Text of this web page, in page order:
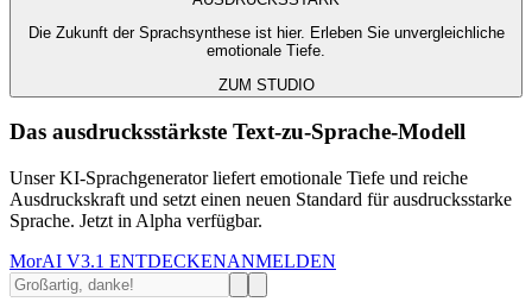
Die Zukunft der Sprachsynthese ist hier. Erleben Sie unvergleichliche
emotionale Tiefe.
ZUM STUDIO
Das ausdrucksstärkste Text-zu-Sprache-Modell
Unser KI-Sprachgenerator liefert emotionale Tiefe und reiche
Ausdruckskraft und setzt einen neuen Standard für ausdrucksstarke
Sprache. Jetzt in Alpha verfügbar.
MorAI V3.1 ENTDECKENANMELDEN